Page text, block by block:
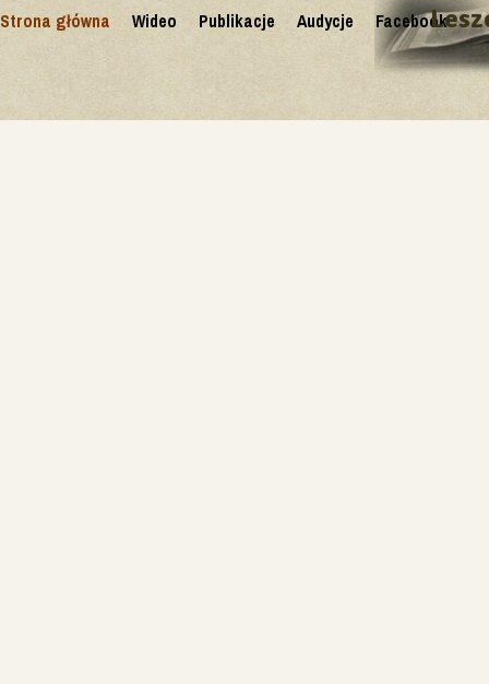
Strona główna Wideo Publikacje Audycje Facebook